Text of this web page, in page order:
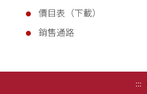
價目表（下載）
銷售通路
:::